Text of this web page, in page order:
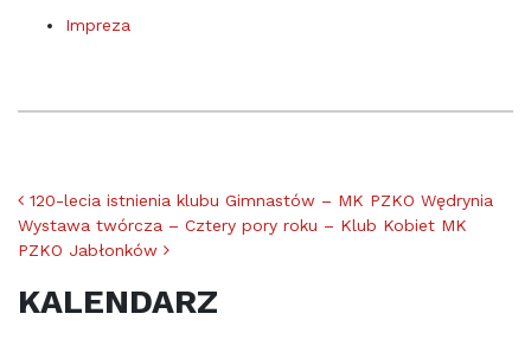
Impreza
Nawigacja po artykułach
120-lecia istnienia klubu Gimnastów – MK PZKO Wędrynia
Wystawa twórcza – Cztery pory roku – Klub Kobiet MK
PZKO Jabłonków
KALENDARZ